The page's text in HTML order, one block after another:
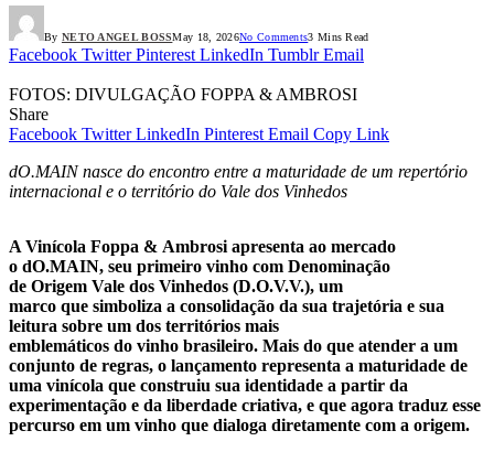
By NETO ANGEL BOSSMay 18, 2026No Comments3 Mins Read
Facebook Twitter Pinterest LinkedIn Tumblr Email
FOTOS: DIVULGAÇÃO FOPPA & AMBROSI
Share
Facebook Twitter LinkedIn Pinterest Email Copy Link
dO.MAIN nasce do encontro entre a maturidade de um repertório
internacional e o território do Vale dos Vinhedos
A Vinícola Foppa & Ambrosi apresenta ao mercado
o dO.MAIN, seu primeiro vinho com Denominação
de Origem Vale dos Vinhedos (D.O.V.V.), um
marco que simboliza a consolidação da sua trajetória e sua
leitura sobre um dos territórios mais
emblemáticos do vinho brasileiro. Mais do que atender a um
conjunto de regras, o lançamento representa a maturidade de
uma vinícola que construiu sua identidade a partir da
experimentação e da liberdade criativa, e que agora traduz esse
percurso em um vinho que dialoga diretamente com a origem.